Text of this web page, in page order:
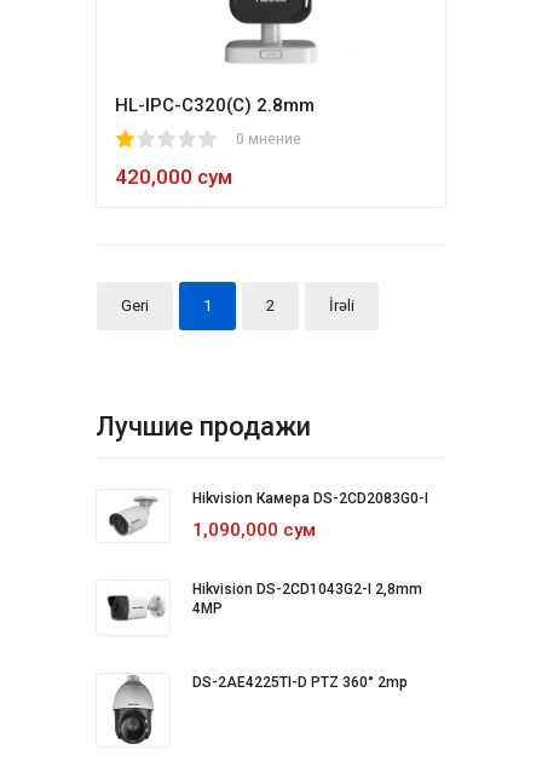
HL-IPC-C320(C) 2.8mm
0 мнение
420,000 сум
Geri 1 2 İrəli
Лучшие продажи
Hikvision Камера DS-2CD2083G0-I
1,090,000 сум
Hikvision DS-2CD1043G2-I 2,8mm
4MP
DS-2AE4225TI-D PTZ 360° 2mp